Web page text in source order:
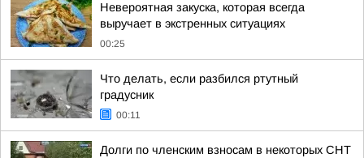
Невероятная закуска, которая всегда
выручает в экстренных ситуациях
00:25
Что делать, если разбился ртутный
градусник
00:11
Долги по членским взносам в некоторых СНТ